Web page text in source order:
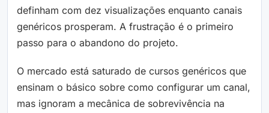
definham com dez visualizações enquanto canais
genéricos prosperam. A frustração é o primeiro
passo para o abandono do projeto.
O mercado está saturado de cursos genéricos que
ensinam o básico sobre como configurar um canal,
mas ignoram a mecânica de sobrevivência na